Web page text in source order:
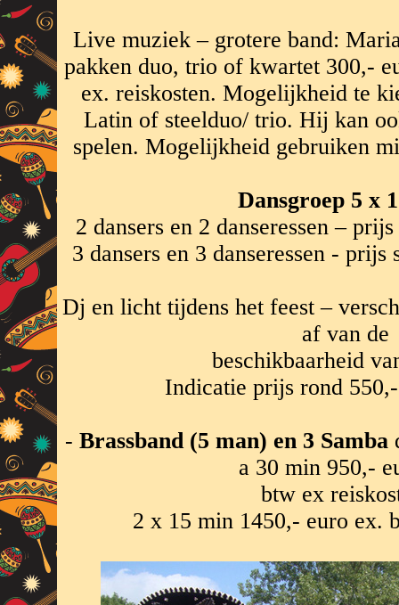
Live muziek – grotere band:
pakken duo, trio of kwartet 300,-
ex. reiskosten. Mogelijkheid te
Latin of steelduo/ trio. Hij kan
spelen. Mogelijkheid gebruiken
Dansgroep 5 x
2 dansers en 2 danseressen –
3 dansers en 3 danseressen -
Dj en licht tijdens het feest –
af van de
beschikbaarheid
Indicatie prijs rond
- Brassband (5 man) en 3 Samba
a 30 min 950,-
btw ex
2 x 15 min 1450,- euro ex.